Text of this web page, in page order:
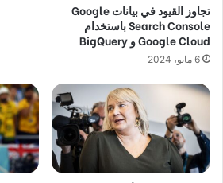
تجاوز القيود في بيانات Google
Search Console باستخدام
Google Cloud و BigQuery
6 مايو، 2024